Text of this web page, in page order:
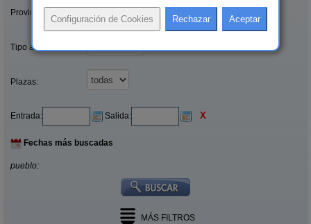
Provincias/Islas:
Tipo alquiler:
Plazas:
Entrada: Salida: X
Fechas más buscadas
pueblo:
MÁS FILTROS